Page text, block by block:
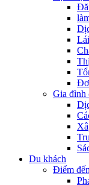
Gia đình
Du khách
Điểm